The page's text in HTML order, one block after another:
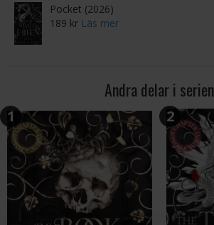
Pocket (2026)
189 kr Läs mer
Andra delar i serien
1 2